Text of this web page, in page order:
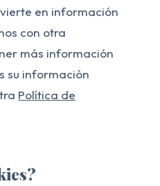
en información
con otra
más información
su información
Política de